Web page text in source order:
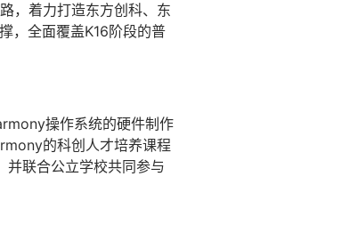
，着力打造东方创科、东
，全面覆盖K16阶段的普
操作系统的硬件制作
的科创人才培养课程
并联合公立学校共同参与